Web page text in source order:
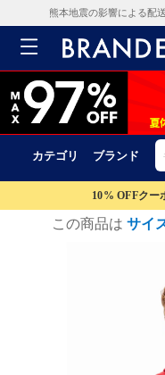
熊本地震の影響による配
カテゴリ ブランド
10% OFFクー
この商品は サイ